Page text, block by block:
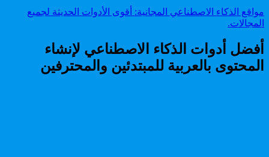
مواقع الذكاء الاصطناعي المجانية: أقوى الأدوات الحديثة لجميع
المجالات.
أفضل أدوات الذكاء الاصطناعي لإنشاء
المحتوى بالعربية للمبتدئين والمحترفين